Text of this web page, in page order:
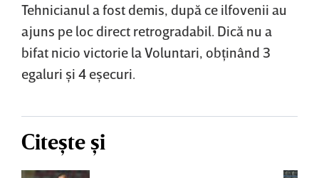
Tehnicianul a fost demis, după ce ilfovenii au
ajuns pe loc direct retrogradabil. Dică nu a
bifat nicio victorie la Voluntari, obţinând 3
egaluri şi 4 eşecuri.
Citește și